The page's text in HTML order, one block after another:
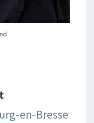
en-Bresse